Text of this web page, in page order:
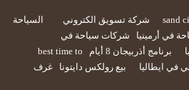
sand شركة تسويق الكتروني
السياحة
في أرمينيا
شركات سياحة في
برنامج أذربيجان 8 أيام
best time to
في ايطاليا بيع رولكس دايتونا
غرف